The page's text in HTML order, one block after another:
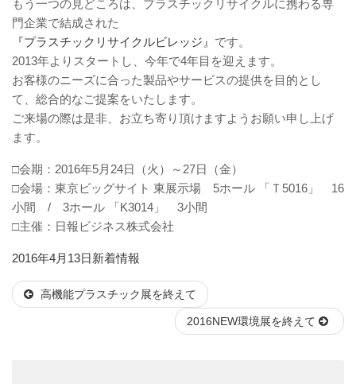
もう一つの見どころは、プラスチックリサイクルに携わる専
門企業で結成された
『プラスチックリサイクルビレッジ』 です。
2013年よりスタートし、今年で4年目を迎えます。
お客様のニーズに合った製品やサービスの提供を目的とし
て、総合的なご提案をいたします。
ご来場の際は是非、お立ち寄り頂けますようお願い申し上げ
ます。
□会期：2016年5月24日（火）～27日（金）
□会場：東京ビッグサイト 東展示場 5ホール 「Ｔ5016」 16
小間 / 3ホール 「K3014」 3小間
□主催：日報ビジネス株式会社
投
日:
2016年4月13日カ
ゴ
新着情報
高機能プラスチック展を終えて
2016NEW環境展を終えて